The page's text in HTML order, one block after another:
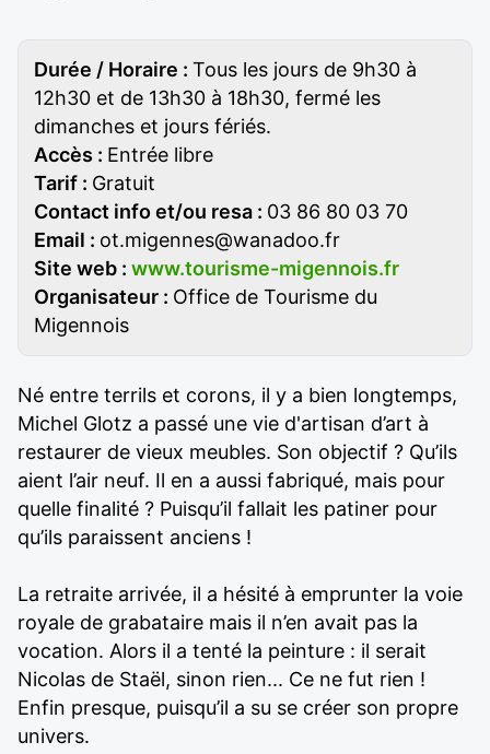
Durée / Horaire : Tous les jours de 9h30 à
12h30 et de 13h30 à 18h30, fermé les
dimanches et jours fériés.
Accès : Entrée libre
Tarif : Gratuit
Contact info et/ou resa : 03 86 80 03 70
Email : ot.migennes@wanadoo.fr
Site web : www.tourisme-migennois.fr
Organisateur : Office de Tourisme du
Migennois
Né entre terrils et corons, il y a bien longtemps,
Michel Glotz a passé une vie d'artisan d’art à
restaurer de vieux meubles. Son objectif ? Qu’ils
aient l’air neuf. Il en a aussi fabriqué, mais pour
quelle finalité ? Puisqu’il fallait les patiner pour
qu’ils paraissent anciens !
La retraite arrivée, il a hésité à emprunter la voie
royale de grabataire mais il n’en avait pas la
vocation. Alors il a tenté la peinture : il serait
Nicolas de Staël, sinon rien... Ce ne fut rien !
Enfin presque, puisqu’il a su se créer son propre
univers.